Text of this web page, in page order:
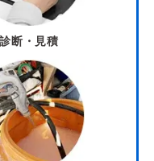
診断・見積